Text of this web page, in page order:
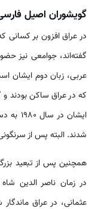
گویشوران اصیل
در عراق افزون بر
گفته‌اند، جوامعی نیز
عربی، زبان دوم ایشان
که در عراق ساکن بودند
شدند. البته پس از
همچنین پس از تبعید بزرگ
در زمان ناصر الدین
عثمانی، در عراق